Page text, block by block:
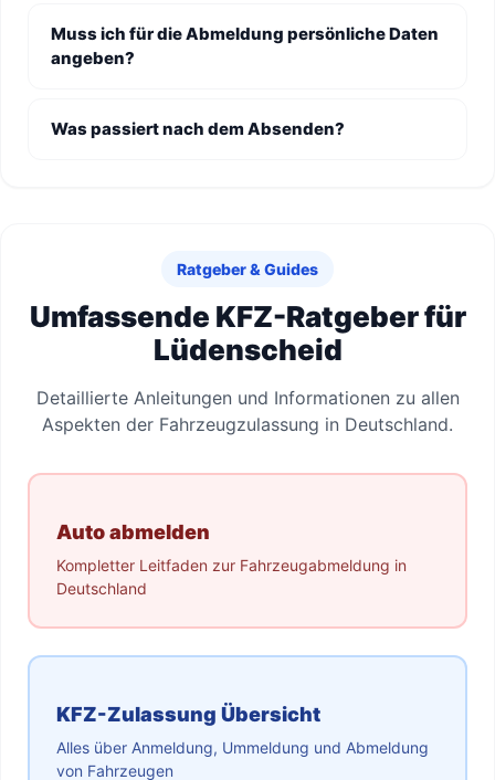
Muss ich für die Abmeldung persönliche Daten
angeben?
Was passiert nach dem Absenden?
Ratgeber & Guides
Umfassende KFZ-Ratgeber für
Lüdenscheid
Detaillierte Anleitungen und Informationen zu allen
Aspekten der Fahrzeugzulassung in Deutschland.
Auto abmelden
Kompletter Leitfaden zur Fahrzeugabmeldung in
Deutschland
KFZ-Zulassung Übersicht
Alles über Anmeldung, Ummeldung und Abmeldung
von Fahrzeugen